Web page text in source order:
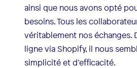
ainsi que nous avons opté
besoins. Tous les
véritablement nos échanges.
ligne via Shopify, il nous
simplicité et d’efficacité.